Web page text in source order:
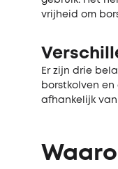
vrijheid om
Er zijn drie
borstkolven
afhankelijk